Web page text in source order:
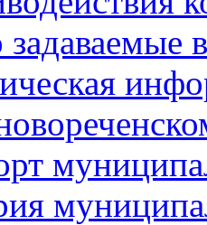
задаваемые